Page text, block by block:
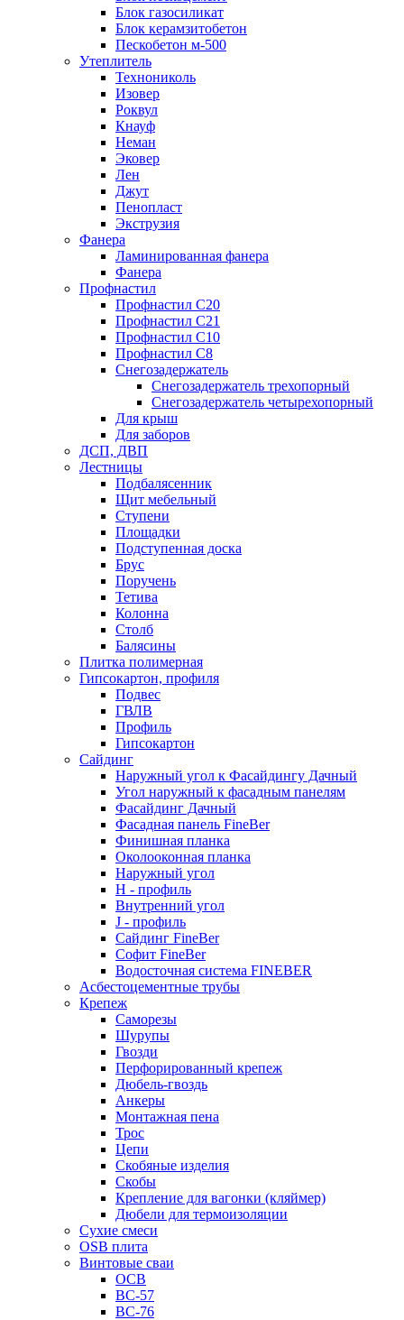
Блок газосиликат
Блок керамзитобетон
Пескобетон м-500
Утеплитель
Технониколь
Изовер
Роквул
Кнауф
Неман
Эковер
Лен
Джут
Пенопласт
Экструзия
Фанера
Ламинированная фанера
Фанера
Профнастил
Профнастил С20
Профнастил С21
Профнастил С10
Профнастил С8
Снегозадержатель
Снегозадержатель трехопорный
Снегозадержатель четырехопорный
Для крыш
Для заборов
ДСП, ДВП
Лестницы
Подбалясенник
Щит мебельный
Ступени
Площадки
Подступенная доска
Брус
Поручень
Тетива
Колонна
Столб
Балясины
Плитка полимерная
Гипсокартон, профиля
Подвес
ГВЛВ
Профиль
Гипсокартон
Сайдинг
Наружный угол к Фасайдингу Дачный
Угол наружный к фасадным панелям
Фасайдинг Дачный
Фасадная панель FineBer
Финишная планка
Околооконная планка
Наружный угол
H - профиль
Внутренний угол
J - профиль
Сайдинг FineBer
Софит FineBer
Водосточная система FINEBER
Асбестоцементные трубы
Крепеж
Саморезы
Шурупы
Гвозди
Перфорированный крепеж
Дюбель-гвоздь
Анкеры
Монтажная пена
Трос
Цепи
Скобяные изделия
Скобы
Крепление для вагонки (кляймер)
Дюбели для термоизоляции
Сухие смеси
OSB плита
Винтовые сваи
ОСВ
ВС-57
ВС-76